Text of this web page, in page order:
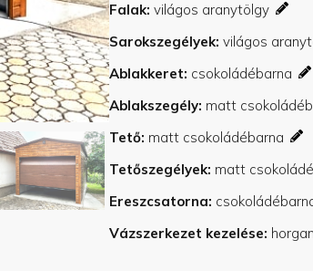
Falak
Sarokszegélyek
Ablakkeret
Ablakszegély
Tető
Tetőszegélyek
Ereszcsatorna
Vázszerkezet kezelése